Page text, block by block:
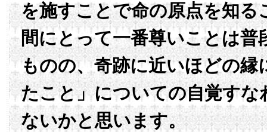
を施すことで命の原点を知る
間にとって一番尊いことは普
ものの、奇跡に近いほどの縁
たこと」についての自覚すな
ないかと思います。